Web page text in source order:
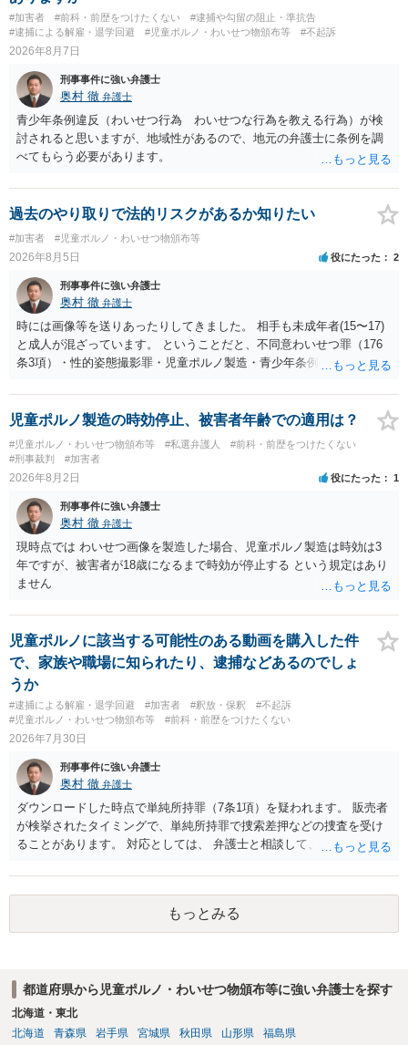
#加害者 #前科・前歴をつけたくない
#逮捕や勾留の阻止・準抗告
#逮捕による解雇・退学回避
#児童ポルノ・わいせつ物頒布等 #不起訴
2026年8月7日
刑事事件に強い弁護士
奥村 徹 弁護士
青少年条例違反（わいせつ行為 わいせつな行為を教える行為）が検
討されると思いますが、地域性があるので、地元の弁護士に条例を調
べてもらう必要があります。
過去のやり取りで法的リスクがあるか知りたい
#加害者 #児童ポルノ・わいせつ物頒布等
2026年8月5日 役にたった 2
刑事事件に強い弁護士
奥村 徹 弁護士
時には画像等を送りあったりしてきました。 相手も未成年者(15〜17)
と成人が混ざっています。 ということだと、不同意わいせつ罪（176
条3項）・性的姿態撮影罪・児童ポルノ製造・青少年条例違反（わいせ
で、警察にバレれば、それなりの捜査を受けるでしょう。
児童ポルノ製造の時効停止、被害者年齢での適用は？
#児童ポルノ・わいせつ物頒布等 #私選弁護人
#前科・前歴をつけたくない
#刑事裁判
#加害者
2026年8月2日 役にたった 1
刑事事件に強い弁護士
奥村 徹 弁護士
現時点では わいせつ画像を製造した場合、児童ポルノ製造は時効は3
年ですが、被害者が18歳になるまで時効が停止する という規定はあり
ません
児童ポルノに該当する可能性のある動画を購入した件
で、家族や職場に知られたり、逮捕などあるのでしょ
うか
#逮捕による解雇・退学回避 #加害者 #釈放・保釈
#不起訴
#児童ポルノ・わいせつ物頒布等
#前科・前歴をつけたくない
2026年7月30日
刑事事件に強い弁護士
奥村 徹 弁護士
ダウンロードした時点で単純所持罪（7条1項）を疑われます。 販売者
が検挙されたタイミングで、単純所持罪で捜索差押などの捜査を受け
ることがあります。 対応としては、 弁護士と相談して、 児童ポルノ
談しておく などが考えられます。
もっとみる
都道府県から児童ポルノ・わいせつ物頒布等に強い弁護士を探す
北海道・東北
北海道
青森県 岩手県 宮城県 秋田県 山形県 福島県